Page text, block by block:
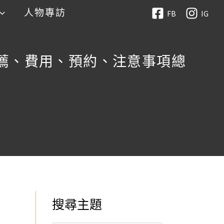
人物專訪 FB IG
、費用、預約、注意事項總
搜尋主題